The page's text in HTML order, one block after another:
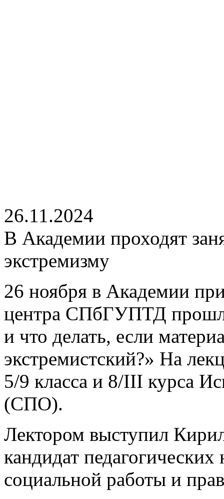
26.11.2024
В Академии проходят
экстремизму
26 ноября в Академии
центра СПбГУПТД
и что делать, если
экстремистский?» На
5/9 класса и 8/III курса
(СПО).
Лектором выступил
кандидат
социальной работы и